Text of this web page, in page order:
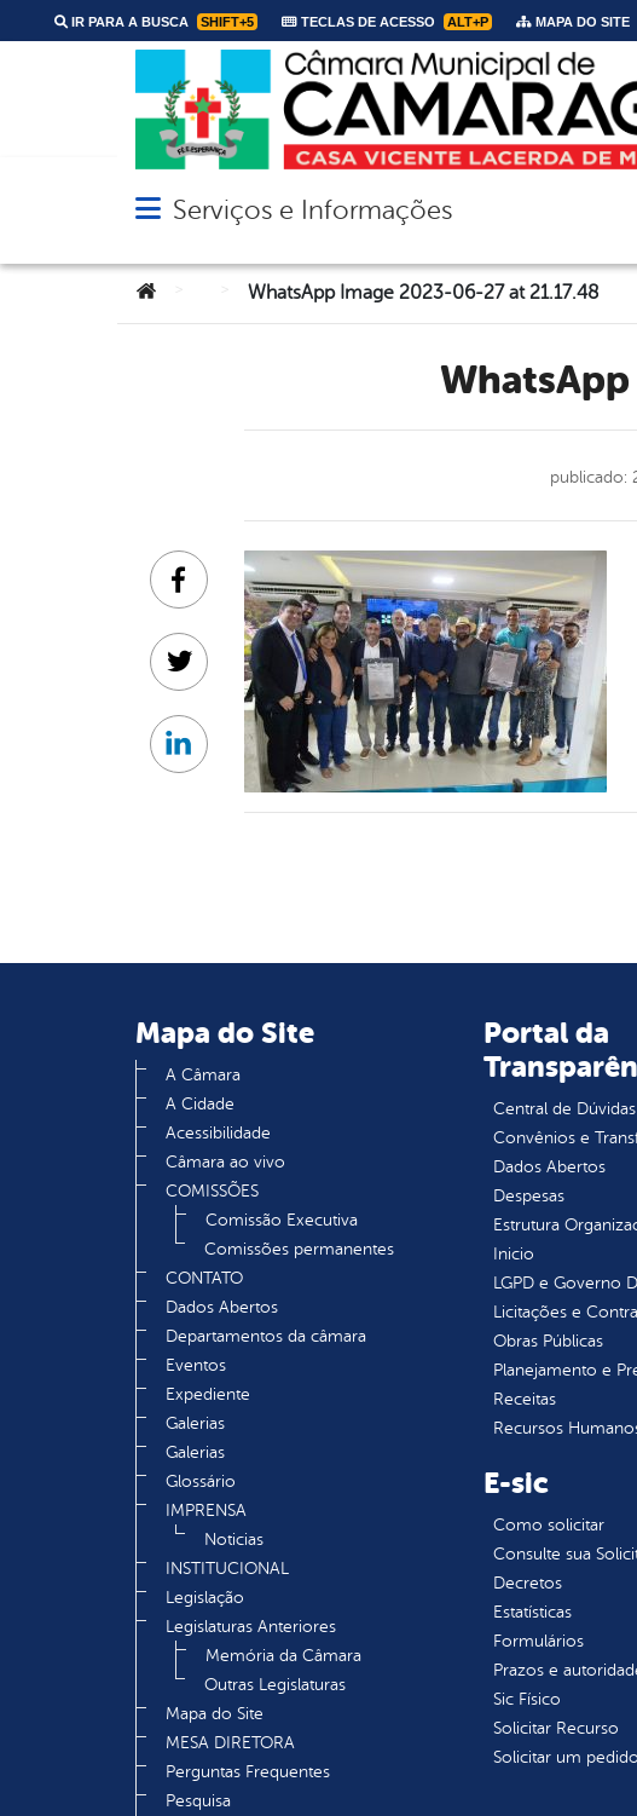
IR PARA A BUSCA SHIFT+5 TECLAS DE ACESSO ALT+P MAPA DO SITE
Abrir menu principal de navegação
Serviços e Informações
Você está aqui:WhatsApp Image 2023-06-27 at 21.17.48
publicado:
Facebook
Twitter
Linkedin
Mapa do Site
A Câmara
A Cidade
Acessibilidade
Câmara ao vivo
COMISSÕES
Comissão Executiva
Comissões permanentes
CONTATO
Dados Abertos
Departamentos da câmara
Eventos
Expediente
Galerias
Galerias
Glossário
IMPRENSA
Noticias
INSTITUCIONAL
Legislação
Legislaturas Anteriores
Memória da Câmara
Outras Legislaturas
Mapa do Site
MESA DIRETORA
Perguntas Frequentes
Pesquisa
Portal da
Central de Dúvidas
Convênios e
Dados Abertos
Despesas
Estrutura
Inicio
LGPD e Governo
Licitações e
Obras Públicas
Planejamento e
Receitas
Recursos
E-sic
Como solicitar
Consulte sua
Decretos
Estatísticas
Formulários
Prazos e
Sic Físico
Solicitar Recurso
Solicitar um pedido